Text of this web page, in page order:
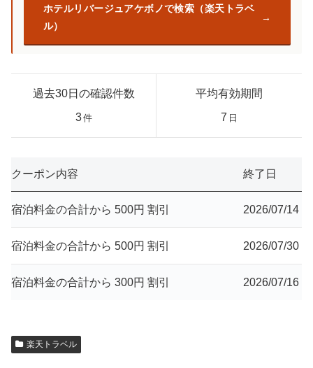
ホテルリバージュアケボノで検索（楽天トラベ
ル）
過去30日の確認件数
3件
平均有効期間
7 日
クーポン内容 終了日
宿泊料金の合計から 500円 割引 2026/07/14
宿泊料金の合計から 500円 割引 2026/07/30
宿泊料金の合計から 300円 割引 2026/07/16
楽天トラベル